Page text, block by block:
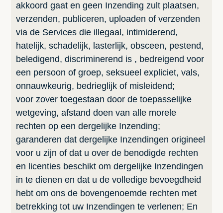
akkoord gaat en geen Inzending zult plaatsen,
verzenden, publiceren, uploaden of verzenden
via de Services die illegaal, intimiderend,
hatelijk, schadelijk, lasterlijk, obsceen, pestend,
beledigend, discriminerend is , bedreigend voor
een persoon of groep, seksueel expliciet, vals,
onnauwkeurig, bedrieglijk of misleidend;
voor zover toegestaan door de toepasselijke
wetgeving, afstand doen van alle morele
rechten op een dergelijke Inzending;
garanderen dat dergelijke Inzendingen origineel
voor u zijn of dat u over de benodigde rechten
en licenties beschikt om dergelijke Inzendingen
in te dienen en dat u de volledige bevoegdheid
hebt om ons de bovengenoemde rechten met
betrekking tot uw Inzendingen te verlenen; En